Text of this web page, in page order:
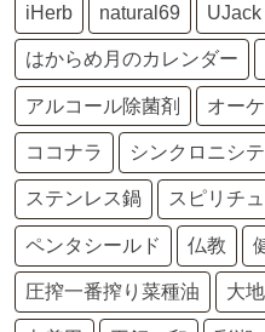
iHerb natural69 UJack
はからめ月のカレンダー
アルコール除菌剤 オー
ココナラ シンクロニシ
ステンレス鍋 スピリチ
ペンタシールド 仏教
圧搾一番搾り菜種油 大